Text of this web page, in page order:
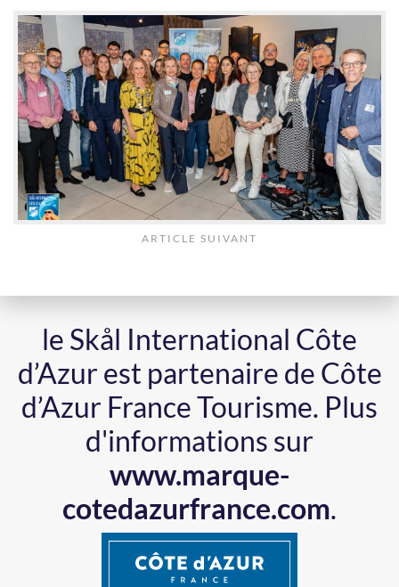
ARTICLE SUIVANT
le Skål International Côte
d’Azur est partenaire de Côte
d’Azur France Tourisme. Plus
d'informations sur
www.marque-
cotedazurfrance.com.